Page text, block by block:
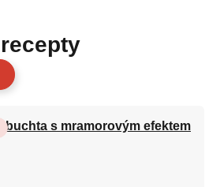
recepty
buchta s mramorovým efektem